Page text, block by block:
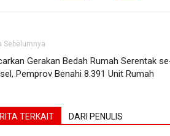
Sebelumnya
Gerakan Bedah Rumah Serentak
Pemprov Benahi 8.391 Unit Rumah
TERKAIT DARI PENULIS